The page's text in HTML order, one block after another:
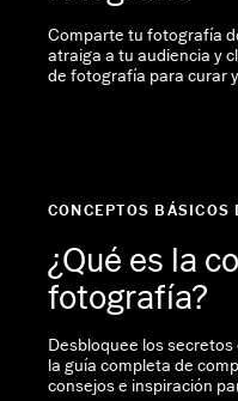
Comparte tu fotografía
atraiga a tu audiencia y
de fotografía para curar
CONCEPTOS BÁSICOS
¿Qué es la
fotografía?
Desbloquee los
la guía completa de
consejos e inspiración